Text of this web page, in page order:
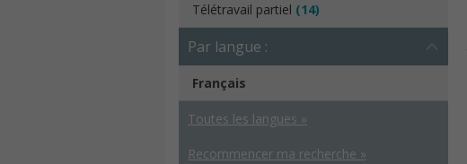
Télétravail partiel (14)
Par langue :
Français
Toutes les langues »
Recommencer ma recherche »